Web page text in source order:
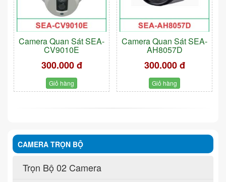
Camera Quan Sát SEA-
CV9010E
300.000 đ
Giỏ hàng
Camera Quan Sát SEA-
AH8057D
300.000 đ
Giỏ hàng
CAMERA TRỌN BỘ
Trọn Bộ 02 Camera